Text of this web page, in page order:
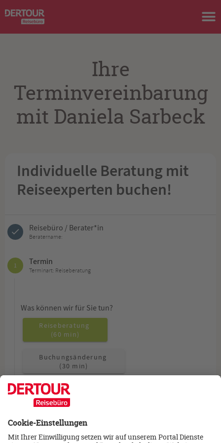
Ihre
Terminvereinbarung
mit Daniela Sarbeck
Individuelle Beratung mit
Reiseexperten buchen!
Reisebüro / Berater*in
Beratername:
1 Termin
Terminart: Reiseberatung
Was können wir für Sie tun?
Reiseberatung
(60 min)
Buchungsänderung
(30 min)
Allgemeine Fragen
(15 min)
Wie möchten Sie beraten werden?